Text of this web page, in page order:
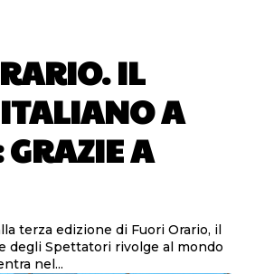
IL
A
A
terza edizione di Fuori Orario, il
degli Spettatori rivolge al mondo
nel...